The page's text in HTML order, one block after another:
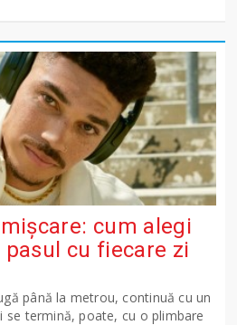
cum alegi
cu fiecare zi
până la metrou, continuă cu un
se termină, poate, cu o plimbare